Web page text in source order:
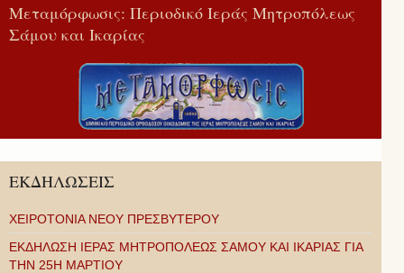
Μεταμόρφωσις: Περιοδικό Ιεράς Μητροπόλεως
Σάμου και Ικαρίας
ΕΚΔΗΛΩΣΕΙΣ
ΧΕΙΡΟΤΟΝΙΑ ΝΕΟΥ ΠΡΕΣΒΥΤΕΡΟΥ
ΕΚΔΗΛΩΣΗ ΙΕΡΑΣ ΜΗΤΡΟΠΟΛΕΩΣ ΣΑΜΟΥ ΚΑΙ ΙΚΑΡΙΑΣ ΓΙΑ
ΤΗΝ 25Η ΜΑΡΤΙΟΥ